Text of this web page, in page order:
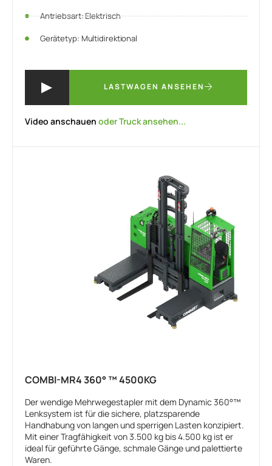
Antriebsart: Elektrisch
Gerätetyp: Multidirektional
LASTWAGEN ANSEHEN
Video anschauen oder Truck ansehen...
COMBI-MR4 360° ™ 4500KG
Der wendige Mehrwegestapler mit dem Dynamic 360°™
Lenksystem ist für die sichere, platzsparende
Handhabung von langen und sperrigen Lasten konzipiert.
Mit einer Tragfähigkeit von 3.500 kg bis 4.500 kg ist er
ideal für geführte Gänge, schmale Gänge und palettierte
Waren.